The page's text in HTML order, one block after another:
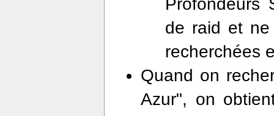
de raid et
recherchées
Quand on
Azur", on